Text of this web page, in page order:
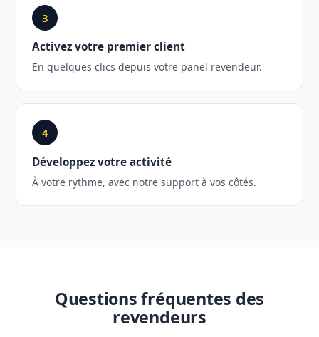
3
Activez votre premier client
En quelques clics depuis votre panel revendeur.
4
Développez votre activité
À votre rythme, avec notre support à vos côtés.
Questions fréquentes des
revendeurs